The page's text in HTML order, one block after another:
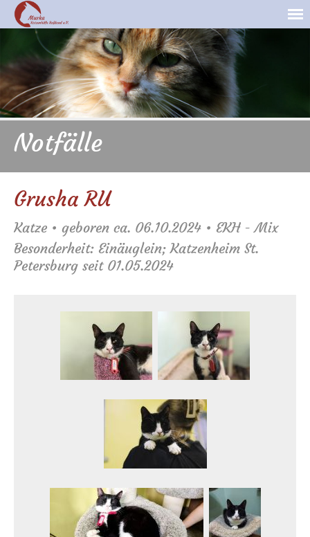
Notfälle
Grusha RU
Katze • geboren ca. 06.10.2024 • EKH - Mix
Besonderheit: Einäuglein; Katzenheim St.
Petersburg seit 01.05.2024